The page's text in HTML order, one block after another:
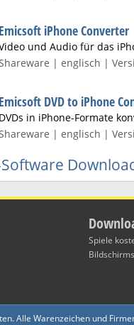
Emicsoft iPhone Converter
und Audio für das
| englisch |
Emicsoft DVD to iPhone
DVDs in iPhone-Formate
| englisch |
Spiele
Alle Warenzeichen und